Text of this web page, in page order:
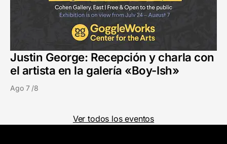
Justin George: Recepción y charla con
el artista en la galería «Boy-Ish»
Ago 7 /8
Ver todos los eventos